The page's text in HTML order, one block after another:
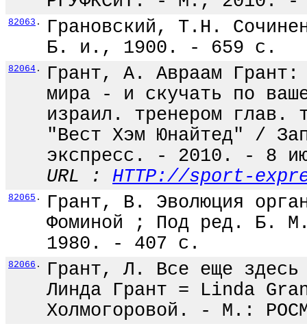
82063 .
Грановский, Т.Н.
Б. и., 1900. - 659 с.
82064 .
Грант, А. Авраам Грант:
мира - и скучать по
израил. тренером глав.
"Вест Хэм Юнайтед" /
экспресс. - 2010. - 8
URL : HTTP://sport-
82065 .
Грант, В. Эволюция
Фоминой ; Под ред. Б.
1980. - 407 с.
82066 .
Грант, Л. Все еще
Линда Грант = Linda
Холмогоровой. - М.: